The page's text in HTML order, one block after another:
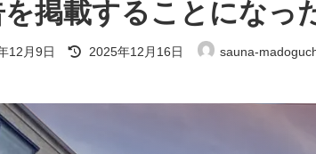
を掲載することになっ
12月9日
最
2025年12月16日 sauna-